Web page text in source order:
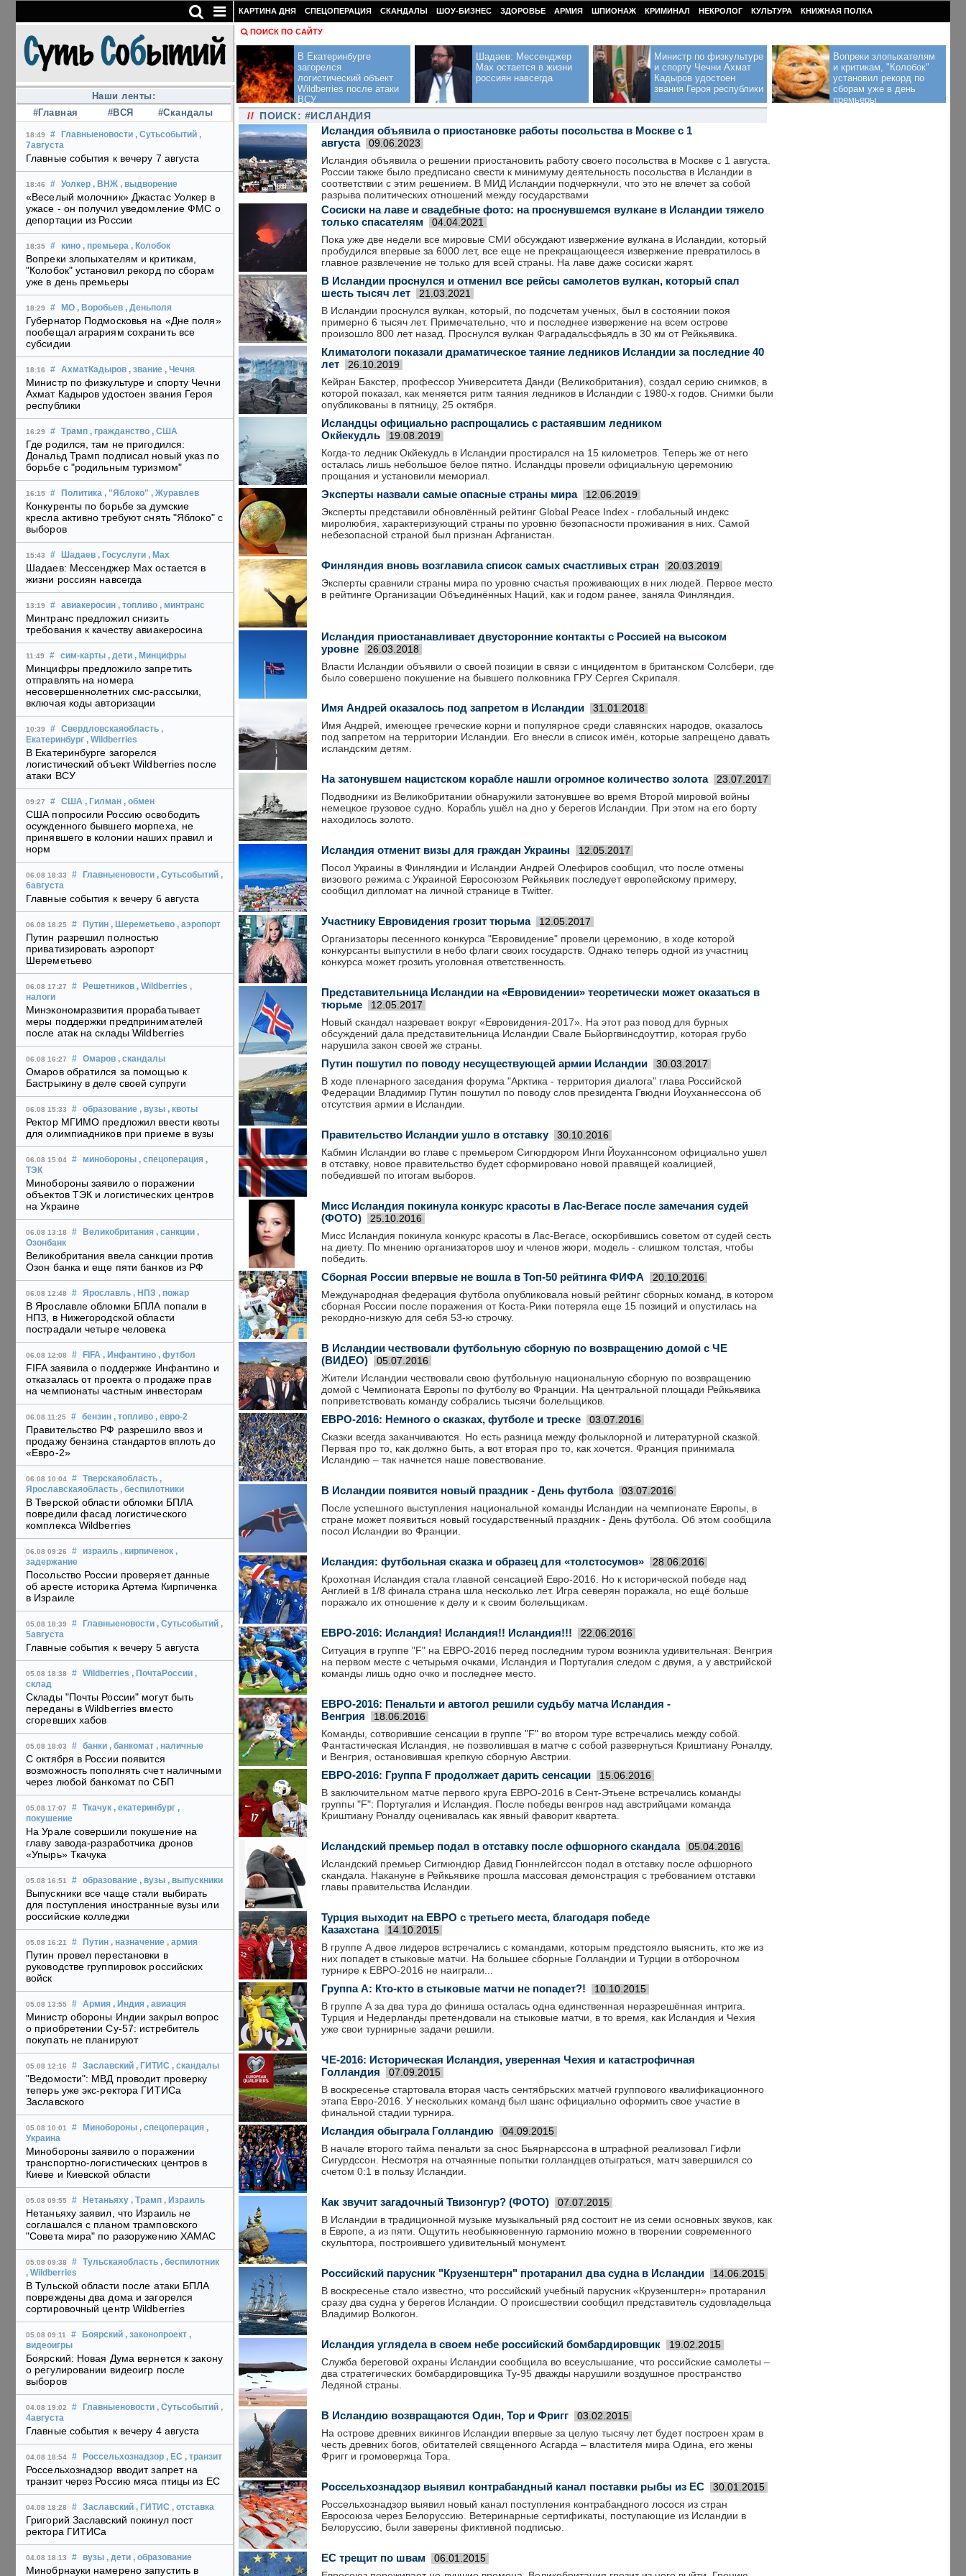
Наши ленты:
#Главная
#ВСЯ #Скандалы
18:49 # Главныеновости , Сутьсобытий ,
7августа
Главные события к вечеру 7 августа
18:46 # Уолкер , ВНЖ , выдворение
«Веселый молочник» Джастас Уолкер в
ужасе - он получил уведомление ФМС о
депортации из России
18:35 # кино , премьера , Колобок
Вопреки злопыхателям и критикам,
"Колобок" установил рекорд по сборам
уже в день премьеры
18:29 # МО , Воробьев , Деньполя
Губернатор Подмосковья на «Дне поля»
пообещал аграриям сохранить все
субсидии
18:16 # АхматКадыров , звание , Чечня
Министр по физкультуре и спорту Чечни
Ахмат Кадыров удостоен звания Героя
республики
16:29 # Трамп , гражданство , США
Где родился, там не пригодился:
Дональд Трамп подписал новый указ по
борьбе с "родильным туризмом"
16:15 # Политика , "Яблоко" , Журавлев
Конкуренты по борьбе за думские
кресла активно требуют снять "Яблоко" с
выборов
15:43 # Шадаев , Госуслуги , Max
Шадаев: Мессенджер Max остается в
жизни россиян навсегда
13:19 # авиакеросин , топливо , минтранс
Минтранс предложил снизить
требования к качеству авиакеросина
11:49 # сим-карты , дети , Минцифры
Минцифры предложило запретить
отправлять на номера
несовершеннолетних смс-рассылки,
включая коды авторизации
10:39 # Свердловскаяобласть ,
Екатеринбург , Wildberries
В Екатеринбурге загорелся
логистический объект Wildberries после
атаки ВСУ
09:27 # США , Гилман , обмен
США попросили Россию освободить
осужденного бывшего морпеха, не
принявшего в колонии наших правил и
норм
06.08 18:33 # Главныеновости , Сутьсобытий ,
6августа
Главные события к вечеру 6 августа
06.08 18:25 # Путин , Шереметьево , аэропорт
Путин разрешил полностью
приватизировать аэропорт
Шереметьево
06.08 17:27 # Решетников , Wildberries ,
налоги
Минэкономразвития прорабатывает
меры поддержки предпринимателей
после атак на склады Wildberries
06.08 16:27 # Омаров , скандалы
Омаров обратился за помощью к
Бастрыкину в деле своей супруги
06.08 15:33 # образование , вузы , квоты
Ректор МГИМО предложил ввести квоты
для олимпиадников при приеме в вузы
06.08 15:04 # минобороны , спецоперация ,
ТЭК
Минобороны заявило о поражении
объектов ТЭК и логистических центров
на Украине
06.08 13:18 # Великобритания , санкции ,
Озонбанк
Великобритания ввела санкции против
Озон банка и еще пяти банков из РФ
06.08 12:48 # Ярославль , НПЗ , пожар
В Ярославле обломки БПЛА попали в
НПЗ, в Нижегородской области
пострадали четыре человека
06.08 12:08 # FIFA , Инфантино , футбол
FIFA заявила о поддержке Инфантино и
отказалась от проекта о продаже прав
на чемпионаты частным инвесторам
06.08 11:25 # бензин , топливо , евро-2
Правительство РФ разрешило ввоз и
продажу бензина стандартов вплоть до
«Евро-2»
06.08 10:04 # Тверскаяобласть ,
Ярославскаяобласть , беспилотники
В Тверской области обломки БПЛА
повредили фасад логистического
комплекса Wildberries
06.08 09:26 # израиль , кирпиченок ,
задержание
Посольство России проверяет данные
об аресте историка Артема Кирпиченка
в Израиле
05.08 18:39 # Главныеновости , Сутьсобытий ,
5августа
Главные события к вечеру 5 августа
05.08 18:38 # Wildberries , ПочтаРоссии ,
склад
Склады "Почты России" могут быть
переданы в Wildberries вместо
сгоревших хабов
05.08 18:03 # банки , банкомат , наличные
С октября в России появится
возможность пополнять счет наличными
через любой банкомат по СБП
05.08 17:07 # Ткачук , екатеринбург ,
покушение
На Урале совершили покушение на
главу завода-разработчика дронов
«Упырь» Ткачука
05.08 16:51 # образование , вузы , выпускники
Выпускники все чаще стали выбирать
для поступления иностранные вузы или
российские колледжи
05.08 16:21 # Путин , назначение , армия
Путин провел перестановки в
руководстве группировок российских
войск
05.08 13:55 # Армия , Индия , авиация
Министр обороны Индии закрыл вопрос
о приобретении Су-57: истребитель
покупать не планируют
05.08 12:16 # Заславский , ГИТИС , скандалы
"Ведомости": МВД проводит проверку
теперь уже экс-ректора ГИТИСа
Заславского
05.08 10:01 # Минобороны , спецоперация ,
Украина
Минобороны заявило о поражении
транспортно-логистических центров в
Киеве и Киевской области
05.08 09:55 # Нетаньяху , Трамп , Израиль
Нетаньяху заявил, что Израиль не
соглашался с планом трамповского
"Совета мира" по разоружению ХАМАС
05.08 09:38 # Тульскаяобласть , беспилотник
, Wildberries
В Тульской области после атаки БПЛА
повреждены два дома и загорелся
сортировочный центр Wildberries
05.08 09:11 # Боярский , законопроект ,
видеоигры
Боярский: Новая Дума вернется к закону
о регулировании видеоигр после
выборов
04.08 19:02 # Главныеновости , Сутьсобытий ,
4августа
Главные события к вечеру 4 августа
04.08 18:54 # Россельхознадзор , ЕС , транзит
Россельхознадзор вводит запрет на
транзит через Россию мяса птицы из ЕС
04.08 18:28 # Заславский , ГИТИС , отставка
Григорий Заславский покинул пост
ректора ГИТИСа
04.08 18:13 # вузы , дети , образование
Минобрнауки намерено запустить в
КАРТИНА ДНЯ СПЕЦОПЕРАЦИЯ СКАНДАЛЫ ШОУ-БИЗНЕС ЗДОРОВЬЕ АРМИЯ ШПИОНАЖ КРИМИНАЛ НЕКРОЛОГ КУЛЬТУРА КНИЖНАЯ ПОЛКА
ПОИСК ПО САЙТУ
В Екатеринбурге
загорелся
логистический объект
Wildberries после атаки
ВСУ
Шадаев: Мессенджер
Max остается в жизни
россиян навсегда
Министр по физкультуре
и спорту Чечни Ахмат
Кадыров удостоен
звания Героя республики
Вопреки злопыхателям
и критикам, "Колобок"
установил рекорд по
сборам уже в день
премьеры
// ПОИСК: #ИСЛАНДИЯ
Исландия объявила о приостановке работы посольства в Москве с 1
августа
09.06.2023
Исландия объявила о решении приостановить работу своего посольства в Москве с 1 августа.
России также было предписано свести к минимуму деятельность посольства в Исландии в
соответствии с этим решением. В МИД Исландии подчеркнули, что это не влечет за собой
разрыва политических отношений между государствами
Сосиски на лаве и свадебные фото: на проснувшемся вулкане в Исландии тяжело
только спасателям
04.04.2021
Пока уже две недели все мировые СМИ обсуждают извержение вулкана в Исландии, который
пробудился впервые за 6000 лет, все еще не прекращающееся извержение превратилось в
главное развлечение не только для всей страны. На лаве даже сосиски жарят.
В Исландии проснулся и отменил все рейсы самолетов вулкан, который спал
шесть тысяч лет
21.03.2021
В Исландии проснулся вулкан, который, по подсчетам ученых, был в состоянии покоя
примерно 6 тысяч лет. Примечательно, что и последнее извержение на всем острове
произошло 800 лет назад. Проснулся вулкан Фаградальсфьядль в 30 км от Рейкьявика.
Климатологи показали драматическое таяние ледников Исландии за последние 40
лет
26.10.2019
Кейран Бакстер, профессор Университета Данди (Великобритания), создал серию снимков, в
которой показал, как меняется ритм таяния ледников в Исландии с 1980-х годов. Снимки были
опубликованы в пятницу, 25 октября.
Исландцы официально распрощались с растаявшим ледником
Окйекудль
19.08.2019
Когда-то ледник Окйекудль в Исландии простирался на 15 километров. Теперь же от него
осталась лишь небольшое белое пятно. Исландцы провели официальную церемонию
прощания и установили мемориал.
Эксперты назвали самые опасные страны мира 12.06.2019
Эксперты представили обновлённый рейтинг Global Peace Index - глобальный индекс
миролюбия, характеризующий страны по уровню безопасности проживания в них. Самой
небезопасной страной был признан Афганистан.
Финляндия вновь возглавила список самых счастливых стран 20.03.2019
Эксперты сравнили страны мира по уровню счастья проживающих в них людей. Первое место
в рейтинге Организации Объединённых Наций, как и годом ранее, заняла Финляндия.
Исландия приостанавливает двусторонние контакты с Россией на высоком
уровне
26.03.2018
Власти Исландии объявили о своей позиции в связи с инцидентом в британском Солсбери, где
было совершено покушение на бывшего полковника ГРУ Сергея Скрипаля.
Имя Андрей оказалось под запретом в Исландии 31.01.2018
Имя Андрей, имеющее греческие корни и популярное среди славянских народов, оказалось
под запретом на территории Исландии. Его внесли в список имён, которые запрещено давать
исландским детям.
На затонувшем нацистском корабле нашли огромное количество золота 23.07.2017
Подводники из Великобритании обнаружили затонувшее во время Второй мировой войны
немецкое грузовое судно. Корабль ушёл на дно у берегов Исландии. При этом на его борту
находилось золото.
Исландия отменит визы для граждан Украины 12.05.2017
Посол Украины в Финляндии и Исландии Андрей Олефиров сообщил, что после отмены
визового режима с Украиной Евросоюзом Рейкьявик последует европейскому примеру,
сообщил дипломат на личной странице в Twitter.
Участнику Евровидения грозит тюрьма 12.05.2017
Организаторы песенного конкурса "Евровидение" провели церемонию, в ходе которой
конкурсанты выпустили в небо флаги своих государств. Однако теперь одной из участниц
конкурса может грозить уголовная ответственность.
Представительница Исландии на «Евровидении» теоретически может оказаться в
тюрьме
12.05.2017
Новый скандал назревает вокруг «Евровидения-2017». На этот раз повод для бурных
обсуждений дала представительница Исландии Свале Бьйоргвинсдоуттир, которая грубо
нарушила закон своей же страны.
Путин пошутил по поводу несуществующей армии Исландии 30.03.2017
В ходе пленарного заседания форума "Арктика - территория диалога" глава Российской
Федерации Владимир Путин пошутил по поводу слов президента Гвюдни Йоуханнессона об
отсутствия армии в Исландии.
Правительство Исландии ушло в отставку 30.10.2016
Кабмин Исландии во главе с премьером Сигюрдюром Инги Йоуханнсоном официально ушел
в отставку, новое правительство будет сформировано новой правящей коалицией,
победившей по итогам выборов.
Мисс Исландия покинула конкурс красоты в Лас-Вегасе после замечания судей
(ФОТО)
25.10.2016
Мисс Исландия покинула конкурс красоты в Лас-Вегасе, оскорбившись советом от судей сесть
на диету. По мнению организаторов шоу и членов жюри, модель - слишком толстая, чтобы
победить.
Сборная России впервые не вошла в Топ-50 рейтинга ФИФА 20.10.2016
Международная федерация футбола опубликовала новый рейтинг сборных команд, в котором
сборная России после поражения от Коста-Рики потеряла еще 15 позиций и опустилась на
рекордно-низкую для себя 53-ю строчку.
В Исландии чествовали футбольную сборную по возвращению домой с ЧЕ
(ВИДЕО)
05.07.2016
Жители Исландии чествовали свою футбольную национальную сборную по возвращению
домой с Чемпионата Европы по футболу во Франции. На центральной площади Рейкьявика
поприветствовать команду собрались тысячи болельщиков.
ЕВРО-2016: Немного о сказках, футболе и треске 03.07.2016
Сказки всегда заканчиваются. Но есть разница между фольклорной и литературной сказкой.
Первая про то, как должно быть, а вот вторая про то, как хочется. Франция принимала
Исландию – так начнется наше повествование.
В Исландии появится новый праздник - День футбола 03.07.2016
После успешного выступления национальной команды Исландии на чемпионате Европы, в
стране может появиться новый государственный праздник - День футбола. Об этом сообщила
посол Исландии во Франции.
Исландия: футбольная сказка и образец для «толстосумов» 28.06.2016
Крохотная Исландия стала главной сенсацией Евро-2016. Но к исторической победе над
Англией в 1/8 финала страна шла несколько лет. Игра северян поражала, но ещё больше
поражало их отношение к делу и к своим болельщикам.
ЕВРО-2016: Исландия! Исландия!! Исландия!!! 22.06.2016
Ситуация в группе "F" на ЕВРО-2016 перед последним туром возникла удивительная: Венгрия
на первом месте с четырьмя очками, Исландия и Португалия следом с двумя, а у австрийской
команды лишь одно очко и последнее место.
ЕВРО-2016: Пенальти и автогол решили судьбу матча Исландия -
Венгрия
18.06.2016
Команды, сотворившие сенсации в группе "F" во втором туре встречались между собой.
Фантастическая Исландия, не позволившая в матче с собой развернуться Криштиану Роналду,
и Венгрия, остановившая крепкую сборную Австрии.
ЕВРО-2016: Группа F продолжает дарить сенсации 15.06.2016
В заключительном матче первого круга ЕВРО-2016 в Сент-Этьене встречались команды
группы "F": Португалия и Исландия. После победы венгров над австрийцами команда
Криштиану Роналду оценивалась как явный фаворит квартета.
Исландский премьер подал в отставку после офшорного скандала 05.04.2016
Исландский премьер Сигмюндюр Давид Гюннлейгссон подал в отставку после офшорного
скандала. Накануне в Рейкьявике прошла массовая демонстрация с требованием отставки
главы правительства Исландии.
Турция выходит на ЕВРО с третьего места, благодаря победе
Казахстана
14.10.2015
В группе А двое лидеров встречались с командами, которым предстояло выяснить, кто же из
них попадет в стыковые матчи. На большее сборные Голландии и Турции в отборочном
турнире к ЕВРО-2016 не наиграли...
Группа А: Кто-кто в стыковые матчи не попадет?! 10.10.2015
В группе А за два тура до финиша осталась одна единственная неразрешённая интрига.
Турция и Недерланды претендовали на стыковые матчи, в то время, как Исландия и Чехия
уже свои турнирные задачи решили.
ЧЕ-2016: Историческая Исландия, уверенная Чехия и катастрофичная
Голландия
07.09.2015
В воскресенье стартовала вторая часть сентябрьских матчей группового квалификационного
этапа Евро-2016. У нескольких команд был шанс официально оформить свое участие в
финальной стадии турнира.
Исландия обыграла Голландию 04.09.2015
В начале второго тайма пенальти за снос Бьярнарссона в штрафной реализовал Гифли
Сигурдссон. Несмотря на отчаянные попытки голландцев отыграться, матч завершился со
счетом 0:1 в пользу Исландии.
Как звучит загадочный Твизонгур? (ФОТО) 07.07.2015
В Исландии в традиционной музыке музыкальный ряд состоит не из семи основных звуков, как
в Европе, а из пяти. Ощутить необыкновенную гармонию можно в творении современного
скульптора, построившего удивительный монумент.
Российский парусник "Крузенштерн" протаранил два судна в Исландии 14.06.2015
В воскресенье стало известно, что российский учебный парусник «Крузенштерн» протаранил
сразу два судна у берегов Исландии. О происшествии сообщил представитель судовладельца
Владимир Волкогон.
Исландия углядела в своем небе российский бомбардировщик 19.02.2015
Служба береговой охраны Исландии сообщила во всеуслышание, что российские самолеты –
два стратегических бомбардировщика Ту-95 дважды нарушили воздушное пространство
Ледяной страны.
В Исландию возвращаются Один, Тор и Фригг 03.02.2015
На острове древних викингов Исландии впервые за целую тысячу лет будет построен храм в
честь древних богов, обитателей священного Асгарда – властителя мира Одина, его жены
Фригг и громовержца Тора.
Россельхознадзор выявил контрабандный канал поставки рыбы из ЕС 30.01.2015
Россельхознадзор выявил новый канал поступления контрабандного лосося из стран
Евросоюза через Белоруссию. Ветеринарные сертификаты, поступающие из Исландии в
Белоруссию, были заверены фиктивной подписью.
ЕС трещит по швам 06.01.2015